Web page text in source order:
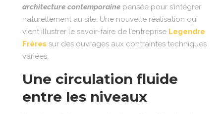
architecture contemporaine pensée pour s’intégrer
naturellement au site. Une nouvelle réalisation qui
vient illustrer le savoir-faire de l’entreprise Legendre
Frères sur des ouvrages aux contraintes techniques
variées.
Une circulation fluide
entre les niveaux